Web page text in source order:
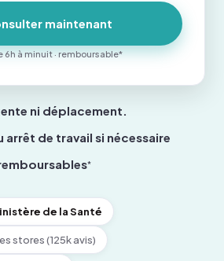
ni déplacement.
arrêt de travail si nécessaire
*
de la Santé
stores (125k avis)
maintenant
6h à minuit · remboursable*